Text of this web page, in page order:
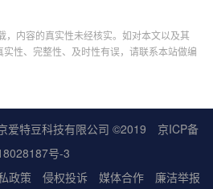
，内容的真实性未经核实。如对本文以及其
性、完整性、及时性有误，请联系本站做编
爱特豆科技有限公司 ©2019
京ICP备
号-3
政策 侵权投诉 媒体合作 廉洁举报